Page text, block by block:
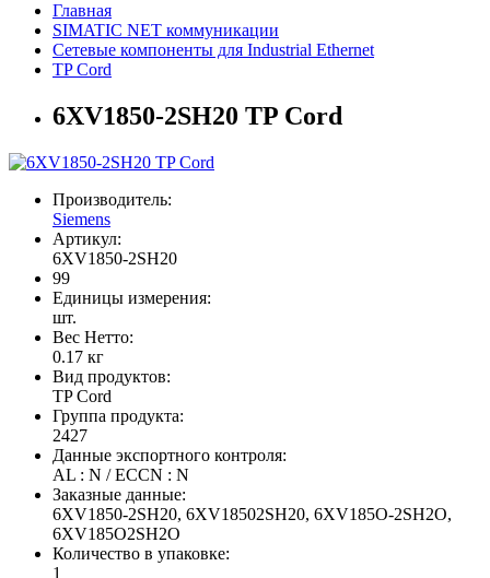
Главная
SIMATIC NET коммуникации
Сетевые компоненты для Industrial Ethernet
TP Cord
6XV1850-2SH20 TP Cord
Производитель:
Siemens
Артикул:
6XV1850-2SH20
99
Единицы измерения:
шт.
Вес Нетто:
0.17 кг
Вид продуктов:
TP Cord
Группа продукта:
2427
Данные экспортного контроля:
AL : N / ECCN : N
Заказные данные:
6XV1850-2SH20, 6XV18502SH20, 6XV185O-2SH2O,
6XV185O2SH2O
Количество в упаковке:
1